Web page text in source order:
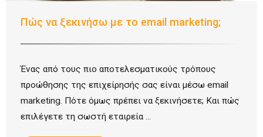
Πώς να ξεκινήσω με το email marketing;
Ένας από τους πιο αποτελεσματικούς τρόπους
προώθησης της επιχείρησής σας είναι μέσω email
marketing. Πότε όμως πρέπει να ξεκινήσετε; Και πώς
επιλέγετε τη σωστή εταιρεία ...